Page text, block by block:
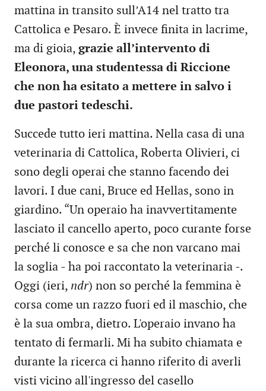
mattina in transito sull’A14 nel tratto tra
Cattolica e Pesaro. È invece finita in lacrime,
ma di gioia, grazie all’intervento di
Eleonora, una studentessa di Riccione
che non ha esitato a mettere in salvo i
due pastori tedeschi.
Succede tutto ieri mattina. Nella casa di una
veterinaria di Cattolica, Roberta Olivieri, ci
sono degli operai che stanno facendo dei
lavori. I due cani, Bruce ed Hellas, sono in
giardino. “Un operaio ha inavvertitamente
lasciato il cancello aperto, poco curante forse
perché li conosce e sa che non varcano mai
la soglia - ha poi raccontato la veterinaria -.
Oggi (ieri, ndr) non so perché la femmina è
corsa come un razzo fuori ed il maschio, che
è la sua ombra, dietro. L'operaio invano ha
tentato di fermarli. Mi ha subito chiamata e
durante la ricerca ci hanno riferito di averli
visti vicino all'ingresso del casello